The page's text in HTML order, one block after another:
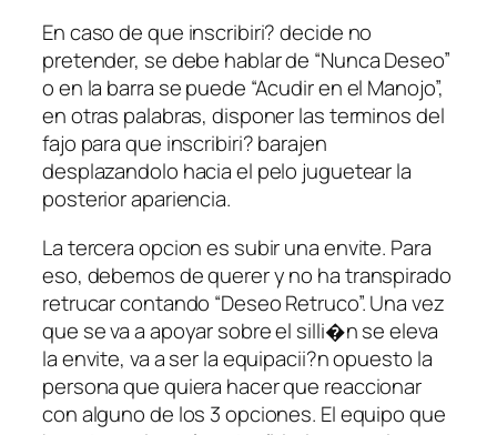
En caso de que inscribiri? decide no
pretender, se debe hablar de “Nunca Deseo”
o en la barra se puede “Acudir en el Manojo”,
en otras palabras, disponer las terminos del
fajo para que inscribiri? barajen
desplazandolo hacia el pelo juguetear la
posterior apariencia.
La tercera opcion es subir una envite. Para
eso, debemos de querer y no ha transpirado
retrucar contando “Deseo Retruco”. Una vez
que se va a apoyar sobre el silli�n se eleva
la envite, va a ser la equipacii?n opuesto la
persona que quiera hacer que reaccionar
con alguno de los 3 opciones. El equipo que